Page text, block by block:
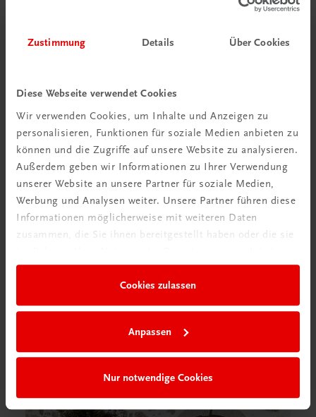
Zustimmung Details Über Cookies
Diese Webseite verwendet Cookies
Wir verwenden Cookies, um Inhalte und Anzeigen zu
personalisieren, Funktionen für soziale Medien anbieten zu
können und die Zugriffe auf unsere Website zu analysieren.
Außerdem geben wir Informationen zu Ihrer Verwendung
unserer Website an unsere Partner für soziale Medien,
Werbung und Analysen weiter. Unsere Partner führen diese
Informationen möglicherweise mit weiteren Daten
zusammen, die Sie ihnen bereitgestellt haben oder die sie
Cookies zulassen
Anpassen
Nur notwendige Cookies
Auch die Gastronomie entlang des Weges hat das
Thema Kräuter in ihre Speisen integriert. Der
Kräuterwirt Dunzinger ist bekannt für sein Wildbüffet
Fast schon eine Institution für sich ist das
Kulturwirtshaus Pammer und man sollte nicht nur
Auch die urige Atmosphäre ist den Besuch wert.